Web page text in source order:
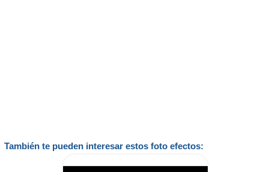
También te pueden interesar estos foto efectos: